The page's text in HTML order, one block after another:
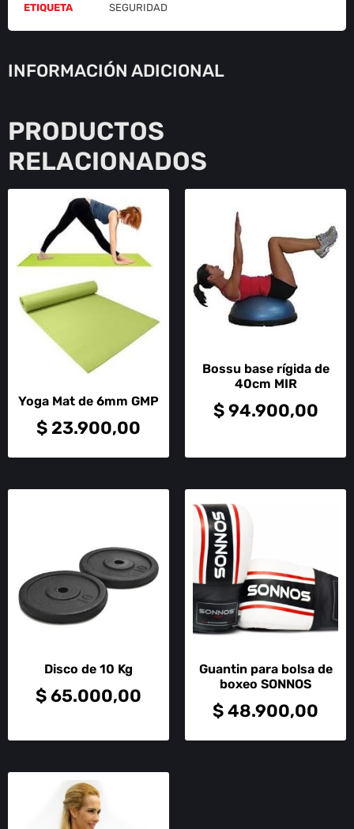
ETIQUETA
SEGURIDAD
INFORMACIÓN ADICIONAL
PRODUCTOS
RELACIONADOS
Yoga Mat de 6mm GMP
$ 23.900,00
Bossu base rígida de
40cm MIR
$94.900,00
Disco de 10 Kg
$65.000,00
Guantin para bolsa de
boxeo SONNOS
$48.900,00